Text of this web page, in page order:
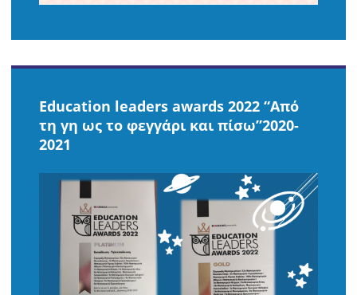
Education leaders awards 2022 “Από
τη γη ως το φεγγάρι και πίσω”2020-
2021